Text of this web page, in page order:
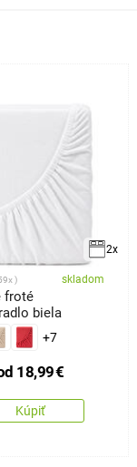
2x
skladom
froté
biela
+7
18,99€
Kúpiť